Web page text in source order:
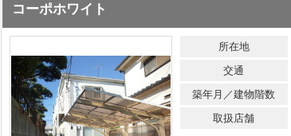
コーポホワイト
所在地
交通
築年月／建物階数
取扱店舗